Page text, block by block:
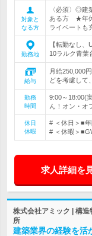
対象と
なる方
〈必須〉◎建
ある方 ★年休
ライベートも
勤務地
【転勤なし
10ラルク青葉
給与
月給250,000
どを考慮して
勤務
時間
9:00～18:00(
ん！オン・オ
休日
休暇
# ＜休日＞■
# ＜休暇＞
求人詳細を
株式会社アミック | 構
所
建築業界の経験を